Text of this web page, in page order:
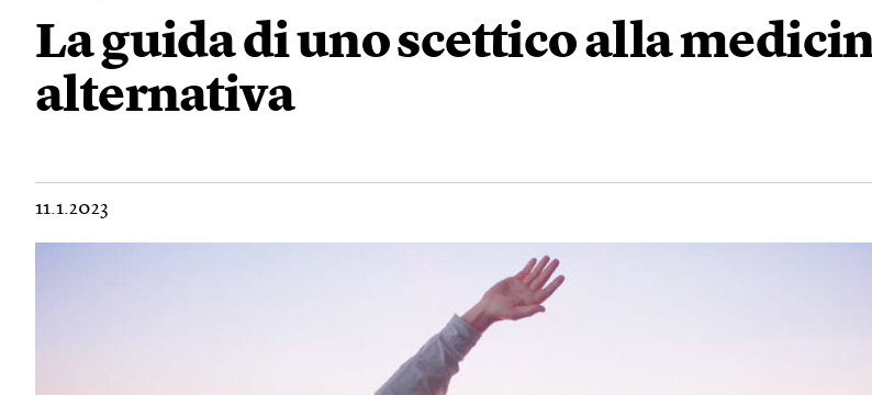
La guida di uno scettico alla
alternativa
11.1.2023